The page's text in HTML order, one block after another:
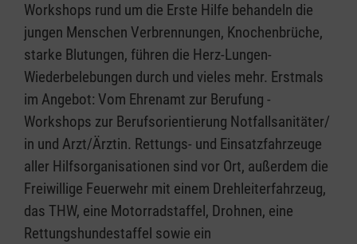
Workshops rund um die Erste Hilfe behandeln die
jungen Menschen Verbrennungen, Knochenbrüche,
starke Blutungen, führen die Herz-Lungen-
Wiederbelebungen durch und vieles mehr. Erstmals
im Angebot: Vom Ehrenamt zur Berufung -
Workshops zur Berufsorientierung Notfallsanitäter/
in und Arzt/Ärztin. Rettungs- und Einsatzfahrzeuge
aller Hilfsorganisationen sind vor Ort, außerdem die
Freiwillige Feuerwehr mit einem Drehleiterfahrzeug,
das THW, eine Motorradstaffel, Drohnen, eine
Rettungshundestaffel sowie ein